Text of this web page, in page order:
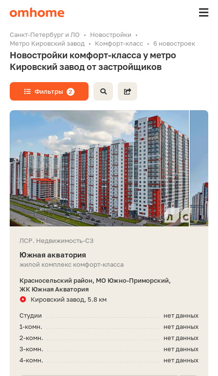
Санкт-Петербург и ЛО
Новостройки
Метро Кировский завод
Комфорт-класс 6 новостроек
Новостройки комфорт-класса у метро
Кировский завод от застройщиков
Фильтры 2
ЛСР. Недвижимость-СЗ
Южная акватория
жилой комплекс комфорт-класса
Красносельский район, МО Южно-Приморский,
ЖК Южная Акватория
Кировский завод, 5.8 км
нет данных
Студии
нет данных
1-комн.
нет данных
2-комн.
нет данных
3-комн.
нет данных
4-комн.